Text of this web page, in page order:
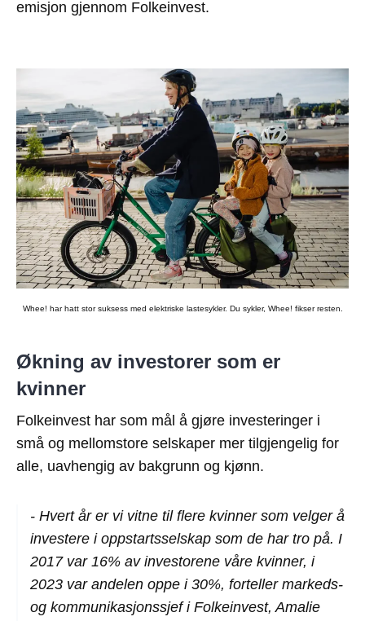
emisjon gjennom Folkeinvest.
Whee! har hatt stor suksess med elektriske lastesykler. Du sykler, Whee! fikser resten.
Økning av investorer som er
kvinner
Folkeinvest har som mål å gjøre investeringer i
små og mellomstore selskaper mer tilgjengelig for
alle, uavhengig av bakgrunn og kjønn.
- Hvert år er vi vitne til flere kvinner som velger å
investere i oppstartsselskap som de har tro på. I
2017 var 16% av investorene våre kvinner, i
2023 var andelen oppe i 30%, forteller markeds-
og kommunikasjonssjef i Folkeinvest, Amalie